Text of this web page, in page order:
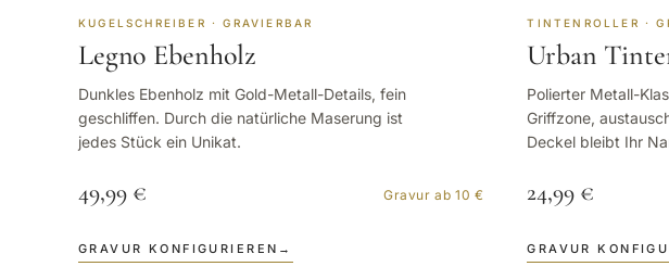
KUGELSCHREIBER · GRAVIERBAR
Legno Ebenholz
Dunkles Ebenholz mit Gold-Metall-Details, fein
geschliffen. Durch die natürliche Maserung ist
jedes Stück ein Unikat.
49,99 € Gravur ab 10 €
GRAVUR KONFIGURIEREN →
TINTENROLLER ·
Urban
Polierter Metall-
Griffzone,
Deckel bleibt Ihr
24,99 €
GRAVUR